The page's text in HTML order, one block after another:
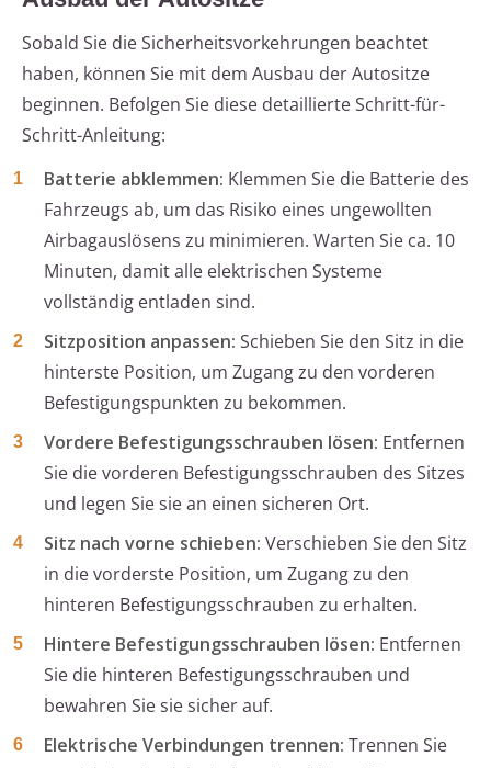
Sobald Sie die Sicherheitsvorkehrungen beachtet
haben, können Sie mit dem Ausbau der Autositze
beginnen. Befolgen Sie diese detaillierte Schritt-für-
Schritt-Anleitung:
Batterie abklemmen: Klemmen Sie die Batterie des
Fahrzeugs ab, um das Risiko eines ungewollten
Airbagauslösens zu minimieren. Warten Sie ca. 10
Minuten, damit alle elektrischen Systeme
vollständig entladen sind.
Sitzposition anpassen: Schieben Sie den Sitz in die
hinterste Position, um Zugang zu den vorderen
Befestigungspunkten zu bekommen.
Vordere Befestigungsschrauben lösen: Entfernen
Sie die vorderen Befestigungsschrauben des Sitzes
und legen Sie sie an einen sicheren Ort.
Sitz nach vorne schieben: Verschieben Sie den Sitz
in die vorderste Position, um Zugang zu den
hinteren Befestigungsschrauben zu erhalten.
Hintere Befestigungsschrauben lösen: Entfernen
Sie die hinteren Befestigungsschrauben und
bewahren Sie sie sicher auf.
Elektrische Verbindungen trennen: Trennen Sie